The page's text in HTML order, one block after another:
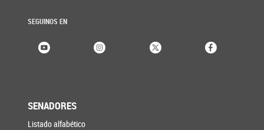
SEGUINOS EN
SENADORES
Listado alfabético